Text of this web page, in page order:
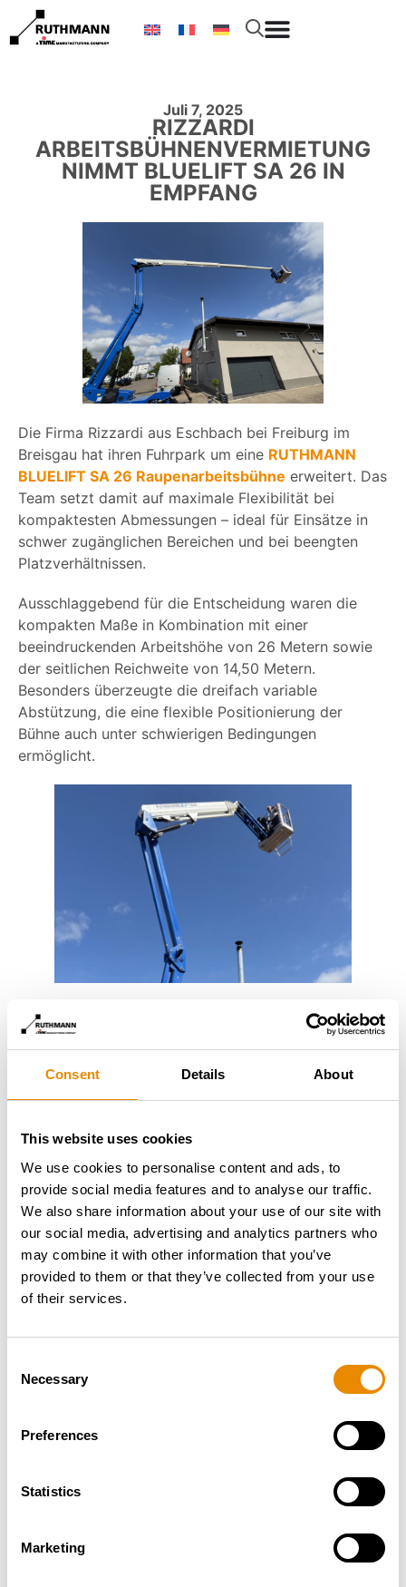
Consent Details About
This website uses cookies
We use cookies to personalise content and ads, to
provide social media features and to analyse our traffic.
We also share information about your use of our site with
our social media, advertising and analytics partners who
may combine it with other information that you’ve
provided to them or that they’ve collected from your use
of their services.
Selection
Necessary
Preferences
Statistics
Marketing
Juli 7, 2025
RIZZARDI
ARBEITSBÜHNENVERMIETUNG
NIMMT BLUELIFT SA 26 IN
EMPFANG
Die Firma Rizzardi aus Eschbach bei Freiburg im
Breisgau hat ihren Fuhrpark um eine RUTHMANN
BLUELIFT SA 26 Raupenarbeitsbühne erweitert. Das
Team setzt damit auf maximale Flexibilität bei
kompaktesten Abmessungen – ideal für Einsätze in
schwer zugänglichen Bereichen und bei beengten
Platzverhältnissen.
Ausschlaggebend für die Entscheidung waren die
kompakten Maße in Kombination mit einer
beeindruckenden Arbeitshöhe von 26 Metern sowie
der seitlichen Reichweite von 14,50 Metern.
Besonders überzeugte die dreifach variable
Abstützung, die eine flexible Positionierung der
Bühne auch unter schwierigen Bedingungen
ermöglicht.
Arbeitshöhe:26 m
Seitliche Reichweite:14,50 m
Bauhöhe:1,98 m
Eigengewicht:
Wir bedanken uns bei Rizzardi für das Vertrauen und
wünschen allzeit sichere Einsätze mit der neuen
BLUELIFT SA 26!